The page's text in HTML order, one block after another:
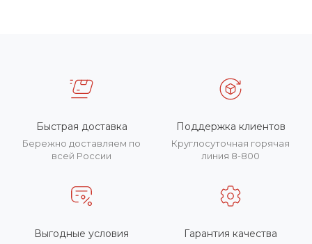
Быстрая доставка
Бережно доставляем по
всей России
Поддержка клиентов
Круглосуточная горячая
линия 8-800
Выгодные условия Гарантия качества